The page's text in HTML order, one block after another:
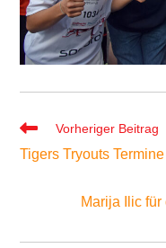
Weitere
ansehen
Vorheriger Beitrag
Tigers Tryouts
Marija Ilic